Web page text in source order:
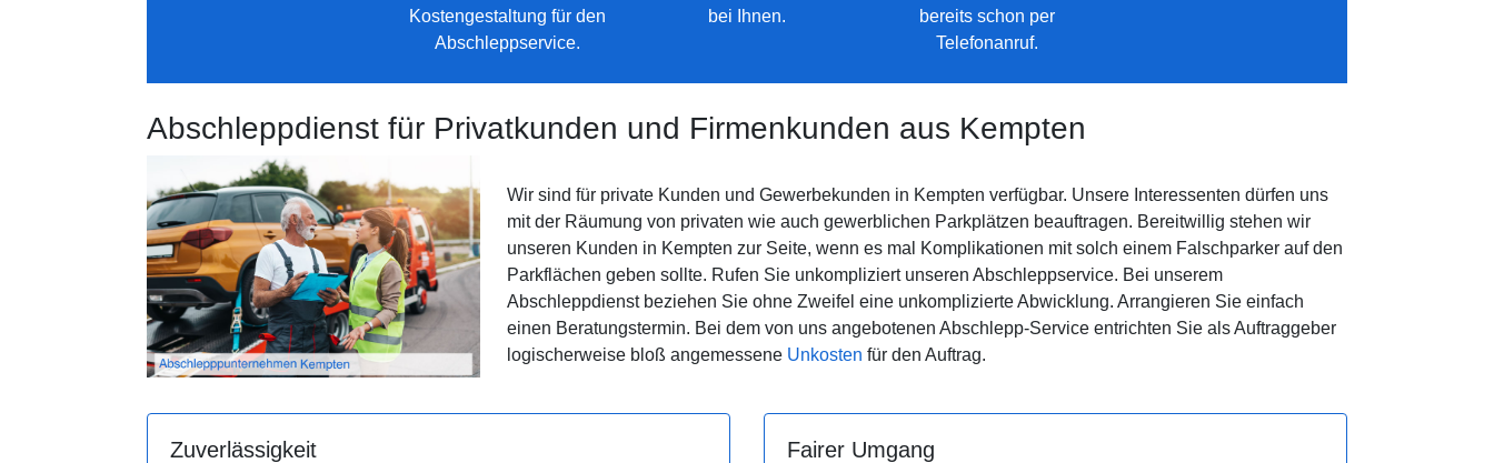
Kostengestaltung für den
Abschleppservice.
bei Ihnen.
bereits schon per
Telefonanruf.
Abschleppdienst für Privatkunden und Firmenkunden aus Kempten
Wir sind für private Kunden und Gewerbekunden in Kempten verfügbar. Unsere Interessenten dürfen uns
mit der Räumung von privaten wie auch gewerblichen Parkplätzen beauftragen. Bereitwillig stehen wir
unseren Kunden in Kempten zur Seite, wenn es mal Komplikationen mit solch einem Falschparker auf den
Parkflächen geben sollte. Rufen Sie unkompliziert unseren Abschleppservice. Bei unserem
Abschleppdienst beziehen Sie ohne Zweifel eine unkomplizierte Abwicklung. Arrangieren Sie einfach
einen Beratungstermin. Bei dem von uns angebotenen Abschlepp-Service entrichten Sie als Auftraggeber
logischerweise bloß angemessene Unkosten für den Auftrag.
Zuverlässigkeit Fairer Umgang